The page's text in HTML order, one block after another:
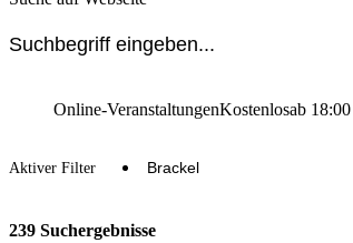
Online-VeranstaltungenKostenlosab
Aktiver Filter Brackel
239 Suchergebnisse